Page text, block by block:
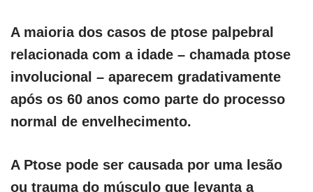
A maioria dos casos de ptose palpebral
relacionada com a idade – chamada ptose
involucional – aparecem gradativamente
após os 60 anos como parte do processo
normal de envelhecimento.
A Ptose pode ser causada por uma lesão
ou trauma do músculo que levanta a